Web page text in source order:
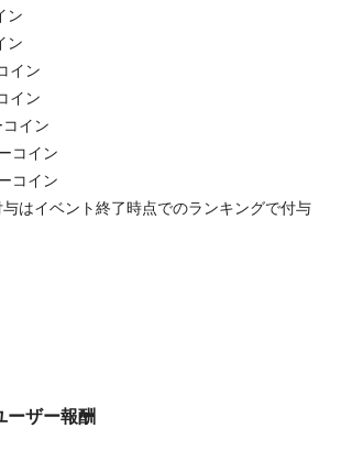
ン
ン
イン
イン
イン
コイン
コイン
はイベント終了時点でのランキングで付与
ーザー報酬